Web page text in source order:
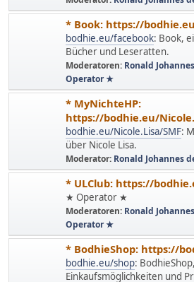
* Book: https://
bodhie.eu/facebook: Book,
Bücher und Leseratten.
Moderatoren: Ronald
Operator ★
* MyNichteHP:
https://bodhie.eu/
bodhie.eu/Nicole.Lisa/SMF:
über Nicole Lisa.
Moderator: Ronald Johannes
* ULClub: https://
★ Operator ★
Moderatoren: Ronald
Operator ★
* BodhieShop: https://
bodhie.eu/shop:
Einkaufsmöglichkeiten und